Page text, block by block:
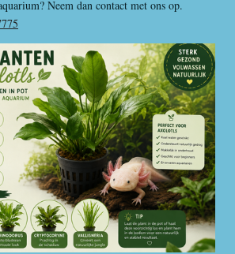
Neem dan contact met ons op.